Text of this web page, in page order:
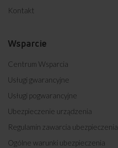
Kontakt
Wsparcie
Centrum Wsparcia
Usługi gwarancyjne
Usługi pogwarancyjne
Ubezpieczenie urządzenia
Regulamin zawarcia ubezpieczenia
Ogólne warunki ubezpieczenia